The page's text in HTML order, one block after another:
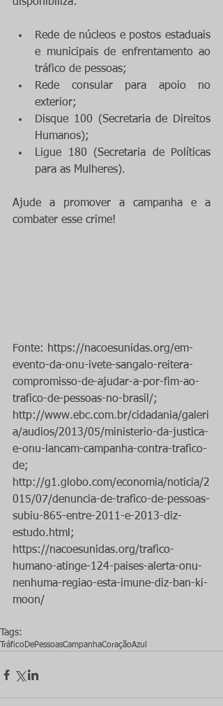
Rede de núcleos e postos estaduais
e municipais de enfrentamento ao
tráfico de pessoas;
Rede consular para apoio no
exterior;
Disque 100 (Secretaria de Direitos
Humanos);
Ligue 180 (Secretaria de Políticas
para as Mulheres).
Ajude a promover a campanha e a
combater esse crime!
Fonte: https://nacoesunidas.org/em-
evento-da-onu-ivete-sangalo-reitera-
compromisso-de-ajudar-a-por-fim-ao-
trafico-de-pessoas-no-brasil/;
http://www.ebc.com.br/cidadania/galeri
a/audios/2013/05/ministerio-da-justica-
e-onu-lancam-campanha-contra-trafico-
de;
http://g1.globo.com/economia/noticia/2
015/07/denuncia-de-trafico-de-pessoas-
subiu-865-entre-2011-e-2013-diz-
estudo.html;
https://nacoesunidas.org/trafico-
humano-atinge-124-paises-alerta-onu-
nenhuma-regiao-esta-imune-diz-ban-ki-
moon/
Tags:
TráficoDePessoasCampanhaCoraçãoAzul